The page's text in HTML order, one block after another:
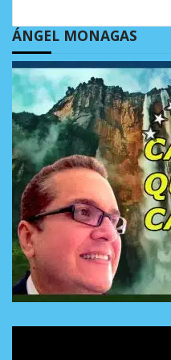
ÁNGEL MONAGAS